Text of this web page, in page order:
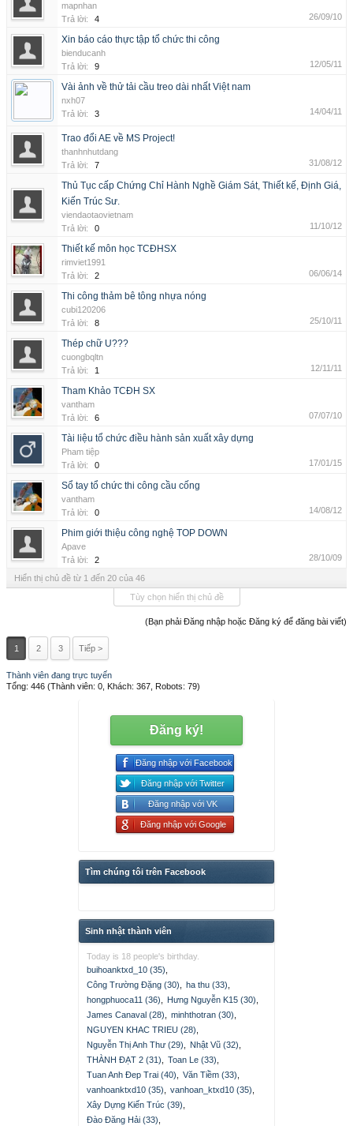
mapnhan
Trả lời:
4 26/09/10
Xin báo cáo thực tập tổ chức thi công
bienducanh
Trả lời:
9 12/05/11
Vài ảnh về thử tải cầu treo dài nhất Việt nam
nxh07
Trả lời:
3 14/04/11
Trao đổi AE về MS Project!
thanhnhutdang
Trả lời:
7 31/08/12
Thủ Tục cấp Chứng Chỉ Hành Nghề Giám Sát, Thiết kế, Định Giá,
Kiến Trúc Sư.
viendaotaovietnam
Trả lời:
0 11/10/12
Thiết kế môn học TCĐHSX
rimviet1991
Trả lời:
2 06/06/14
Thi công thảm bê tông nhựa nóng
cubi120206
Trả lời:
8 25/10/11
Thép chữ U???
cuongbqltn
Trả lời:
1 12/11/11
Tham Khảo TCĐH SX
vantham
Trả lời:
6 07/07/10
Tài liệu tổ chức điều hành sản xuất xây dựng
Pham tiệp
Trả lời:
0 17/01/15
Sổ tay tổ chức thi công cầu cống
vantham
Trả lời:
0 14/08/12
Phim giới thiệu công nghệ TOP DOWN
Apave
Trả lời:
2 28/10/09
Hiển thị chủ đề từ 1 đến 20 của 46
Tùy chọn hiển thị chủ đề
(Bạn phải Đăng nhập hoặc Đăng ký để đăng bài viết)
1 2 3 Tiếp >
Thành viên đang trực tuyến
Tổng: 446 (Thành viên: 0, Khách: 367, Robots: 79)
Đăng ký!
Đăng nhập với Facebook
Đăng nhập với Twitter
Đăng nhập với VK
Đăng nhập với Google
Tìm chúng tôi trên Facebook
Sinh nhật thành viên
Today is 18 people's birthday.
buihoanktxd_10 (35)
Công Trường Đặng (30)
ha thu (33)
hongphuoca11 (36)
Hưng Nguyễn K15 (30)
James Canaval (28)
minhthotran (30)
NGUYEN KHAC TRIEU (28)
Nguyễn Thị Anh Thư (29)
Nhật Vũ (32)
THÀNH ĐẠT 2 (31)
Toan Le (33)
Tuan Anh Đep Trai (40)
Văn Tiềm (33)
vanhoanktxd10 (35)
vanhoan_ktxd10 (35)
Xây Dựng Kiến Trúc (39)
Đào Đăng Hải (33)